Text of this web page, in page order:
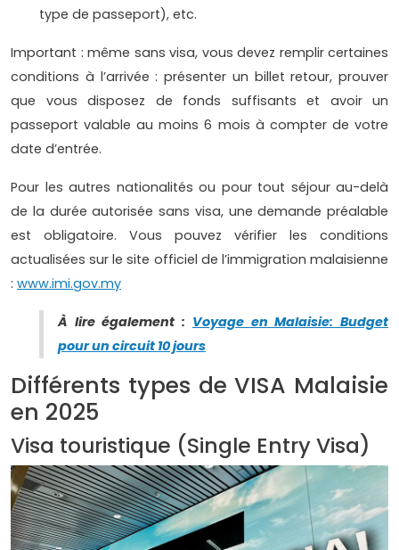
type de passeport), etc.
Important : même sans visa, vous devez remplir certaines
conditions à l’arrivée : présenter un billet retour, prouver
que vous disposez de fonds suffisants et avoir un
passeport valable au moins 6 mois à compter de votre
date d’entrée.
Pour les autres nationalités ou pour tout séjour au-delà
de la durée autorisée sans visa, une demande préalable
est obligatoire. Vous pouvez vérifier les conditions
actualisées sur le site officiel de l’immigration malaisienne
: www.imi.gov.my
À lire également : Voyage en Malaisie: Budget
pour un circuit 10 jours
Différents types de VISA Malaisie
en 2025
Visa touristique (Single Entry Visa)